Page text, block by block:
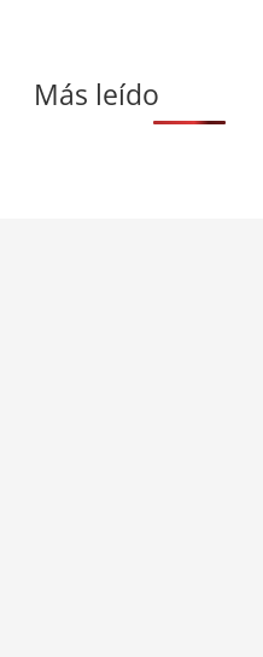
Más leído